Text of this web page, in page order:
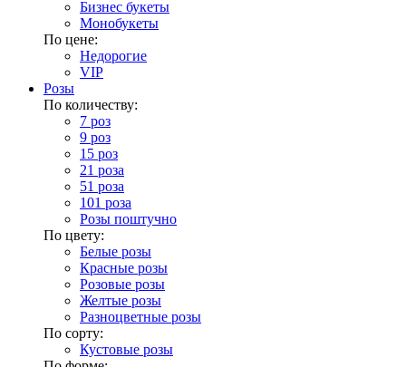
Бизнес букеты
Монобукеты
По цене:
Недорогие
VIP
Розы
По количеству:
7 роз
9 роз
15 роз
21 роза
51 роза
101 роза
Розы поштучно
По цвету:
Белые розы
Красные розы
Розовые розы
Желтые розы
Разноцветные розы
По сорту:
Кустовые розы